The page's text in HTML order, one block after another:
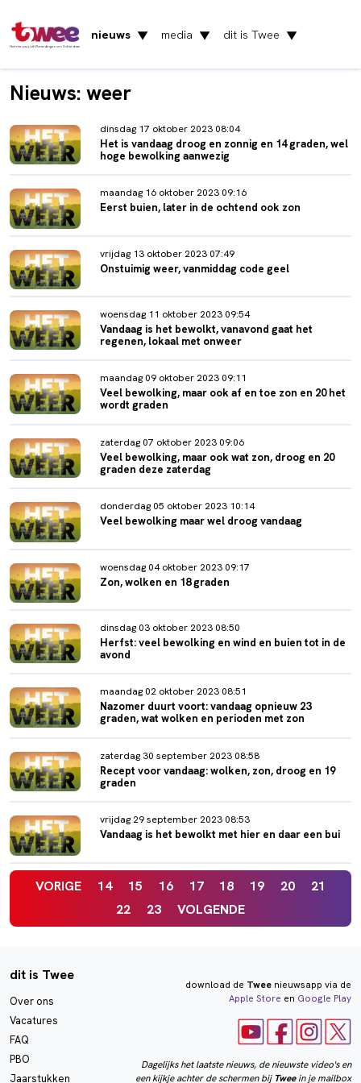
Het nieuws uit Vlaardingen en Schiedam
nieuws ▼ media ▼ dit is Twee ▼
Nieuws: weer
dinsdag 17 oktober 2023 08:04
Het is vandaag droog en zonnig en 14 graden, wel
hoge bewolking aanwezig
maandag 16 oktober 2023 09:16
Eerst buien, later in de ochtend ook zon
vrijdag 13 oktober 2023 07:49
Onstuimig weer, vanmiddag code geel
woensdag 11 oktober 2023 09:54
Vandaag is het bewolkt, vanavond gaat het
regenen, lokaal met onweer
maandag 09 oktober 2023 09:11
Veel bewolking, maar ook af en toe zon en 20 het
wordt graden
zaterdag 07 oktober 2023 09:06
Veel bewolking, maar ook wat zon, droog en 20
graden deze zaterdag
donderdag 05 oktober 2023 10:14
Veel bewolking maar wel droog vandaag
woensdag 04 oktober 2023 09:17
Zon, wolken en 18 graden
dinsdag 03 oktober 2023 08:50
Herfst: veel bewolking en wind en buien tot in de
avond
maandag 02 oktober 2023 08:51
Nazomer duurt voort: vandaag opnieuw 23
graden, wat wolken en perioden met zon
zaterdag 30 september 2023 08:58
Recept voor vandaag: wolken, zon, droog en 19
graden
vrijdag 29 september 2023 08:53
Vandaag is het bewolkt met hier en daar een bui
VORIGE 14 15 16 17 18 19 20
21
22
23 VOLGENDE
dit is Twee
Over ons
Vacatures
FAQ
PBO
Jaarstukken
download de Tweenieuwsapp via de
Apple Store en Google Play
Dagelijks het laatste nieuws, de nieuwste video's en
een kijkje achter de schermen bij Tweein je mailbox